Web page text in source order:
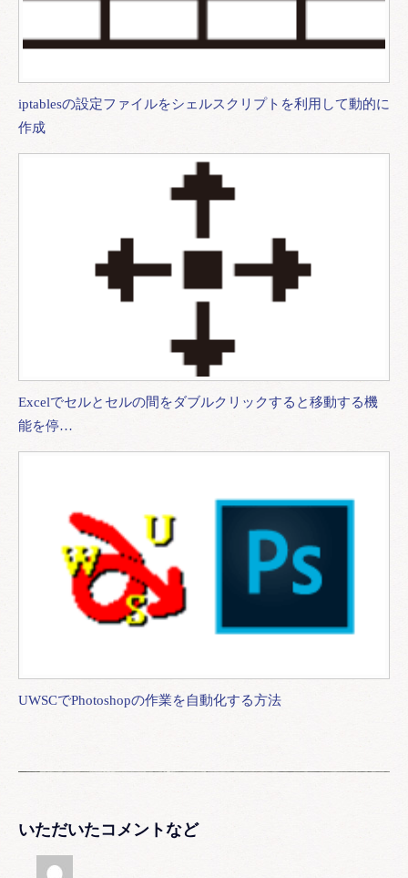
iptablesの設定ファイルをシェルスクリプトを利用して動的に
作成
Excelでセルとセルの間をダブルクリックすると移動する機
能を停…
UWSCでPhotoshopの作業を自動化する方法
いただいたコメントなど